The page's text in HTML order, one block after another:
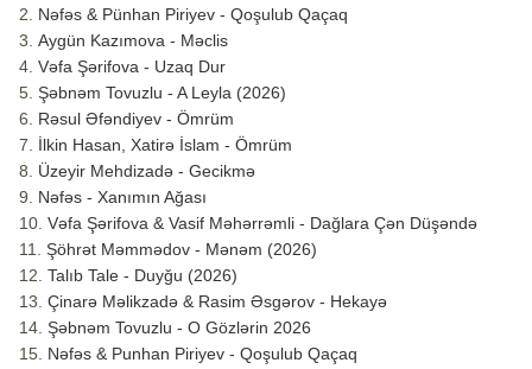
Nəfəs & Pünhan Piriyev - Qoşulub Qaçaq
Aygün Kazımova - Məclis
Vəfa Şərifova - Uzaq Dur
Şəbnəm Tovuzlu - A Leyla (2026)
Rəsul Əfəndiyev - Ömrüm
İlkin Hasan, Xatirə İslam - Ömrüm
Üzeyir Mehdizadə - Gecikmə
Nəfəs - Xanımın Ağası
Vəfa Şərifova & Vasif Məhərrəmli - Dağlara Çən Düşəndə
Şöhrət Məmmədov - Mənəm (2026)
Talıb Tale - Duyğu (2026)
Çinarə Məlikzadə & Rasim Əsgərov - Hekayə
Şəbnəm Tovuzlu - O Gözlərin 2026
Nəfəs & Punhan Piriyev - Qoşulub Qaçaq